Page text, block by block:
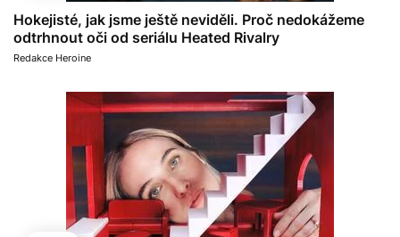
Hokejisté, jak jsme ještě neviděli. Proč nedokážeme
odtrhnout oči od seriálu Heated Rivalry
Redakce Heroine